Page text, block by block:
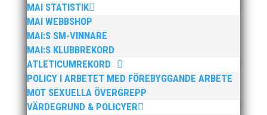
MAI STATISTIK
MAI WEBBSHOP
MAI:S SM-VINNARE
MAI:S KLUBBREKORD
ATLETICUMREKORD
POLICY I ARBETET MED FÖREBYGGANDE ARBETE
MOT SEXUELLA ÖVERGREPP
VÄRDEGRUND & POLICYER
Nu är hösten här och för oss MAI:re betyder det olika
saker beroende på var man befinner sig i